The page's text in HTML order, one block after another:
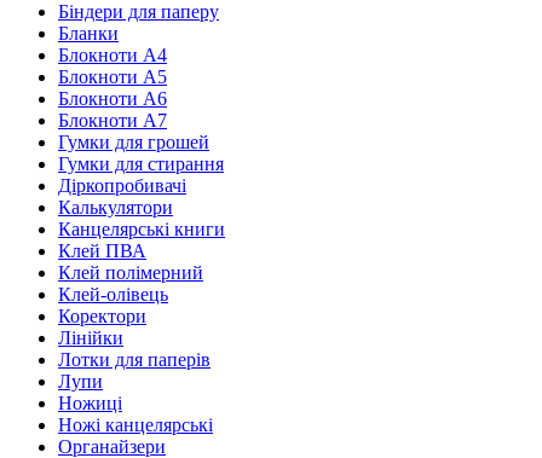
Біндери для паперу
Бланки
Блокноти А4
Блокноти А5
Блокноти А6
Блокноти А7
Гумки для грошей
Гумки для стирання
Діркопробивачі
Калькулятори
Канцелярські книги
Клей ПВА
Клей полімерний
Клей-олівець
Коректори
Лінійки
Лотки для паперів
Лупи
Ножиці
Ножі канцелярські
Органайзери